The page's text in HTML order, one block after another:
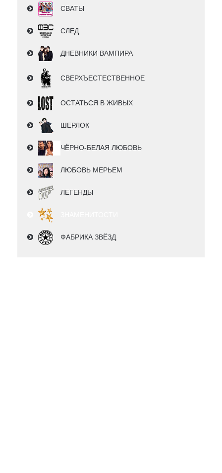
СВАТЫ
СЛЕД
ДНЕВНИКИ ВАМПИРА
СВЕРХЪЕСТЕСТВЕННОЕ
ОСТАТЬСЯ В ЖИВЫХ
ШЕРЛОК
ЧЁРНО-БЕЛАЯ ЛЮБОВЬ
ЛЮБОВЬ МЕРЬЕМ
ЛЕГЕНДЫ
ФАБРИКА ЗВЁЗД